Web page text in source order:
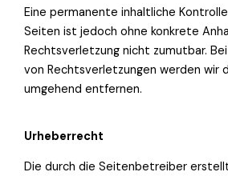
Eine permanente inhaltliche
Seiten ist jedoch ohne konkrete
Rechtsverletzung nicht zumutbar.
von Rechtsverletzungen werden wir
umgehend entfernen.
Urheberrecht
Die durch die Seitenbetreiber